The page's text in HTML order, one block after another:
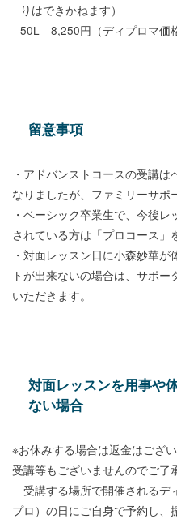
りはできかねます）
50L 8,250円（ディプロマ価
留意事項
・アドバンストコースの受講
なりましたが、ファミリーサポ
・ベーシック卒業生で、今後
されている方は「プロコース」
・対面レッスン日に小森妙華
トが出来ないの場合は、サポ
いただきます。
対面レッスンを用事や
ない場合
※お休みする場合は返金はござ
受講等もございませんのでご了
受講する場所で開催されるデ
プロ）の日にご自身で予約し、